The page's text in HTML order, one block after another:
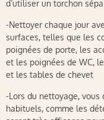
d’utiliser un torchon
-Nettoyer chaque jour
surfaces, telles que les
poignées de porte, les
et les poignées de WC,
et les tables de chevet
-Lors du nettoyage,
habituels, comme les